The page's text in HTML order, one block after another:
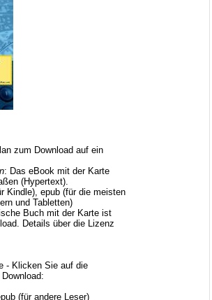
zum Download auf ein
: Das eBook mit der Karte
(Hypertext).
Kindle), epub (für die meisten
und Tabletten)
Buch mit der Karte ist
Details über die Lizenz
- Klicken Sie auf die
(für andere Leser)